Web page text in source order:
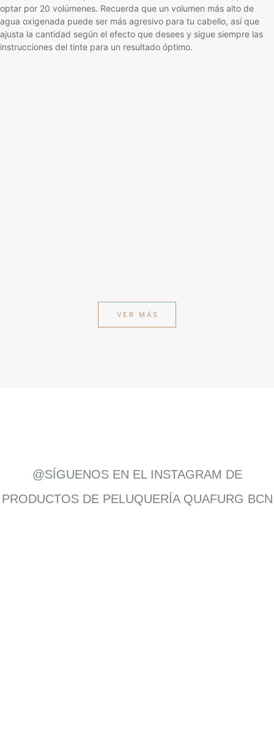
VER MÁS
@SÍGUENOS EN EL INSTAGRAM DE
PRODUCTOS DE PELUQUERÍA QUAFURG BCN